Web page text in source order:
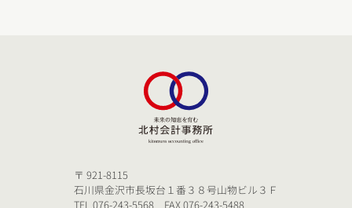
〒 921-8115
石川県金沢市長坂台１番３８号山物ビル３Ｆ
TEL 076-243-5568 FAX 076-243-5488